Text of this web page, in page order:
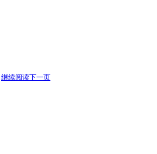
继续阅读下一页